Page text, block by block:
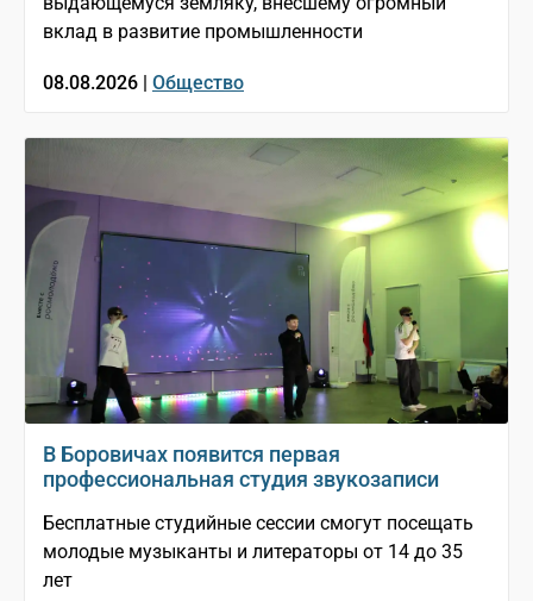
вклад в развитие промышленности
08.08.2026 | Общество
В Боровичах появится первая
профессиональная студия звукозаписи
Бесплатные студийные сессии смогут посещать
молодые музыканты и литераторы от 14 до 35
лет